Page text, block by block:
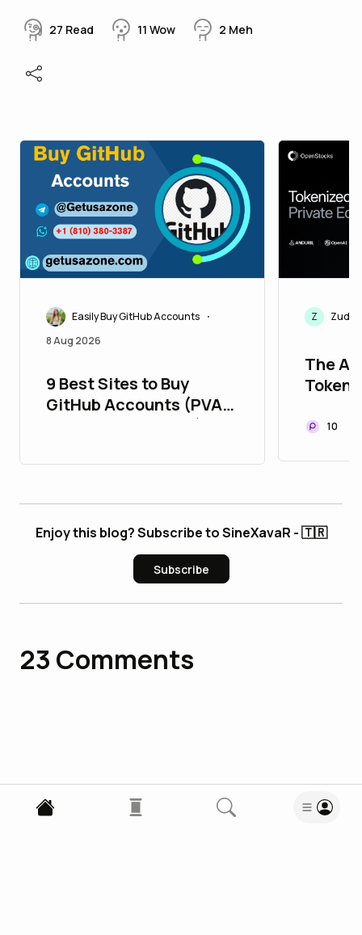
27 Read 11 Wow 2 Meh
Easily Buy GitHub Accounts •
8 Aug 2026
9 Best Sites to Buy
GitHub Accounts (PVA,
Aged, Bulk & Cheap)
Z
The
10
Enjoy this blog? Subscribe to SineXavaR - 🇹🇷
Subscribe
23 Comments